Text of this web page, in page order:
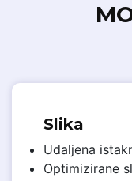
Slika
Udaljena
Optimizirane